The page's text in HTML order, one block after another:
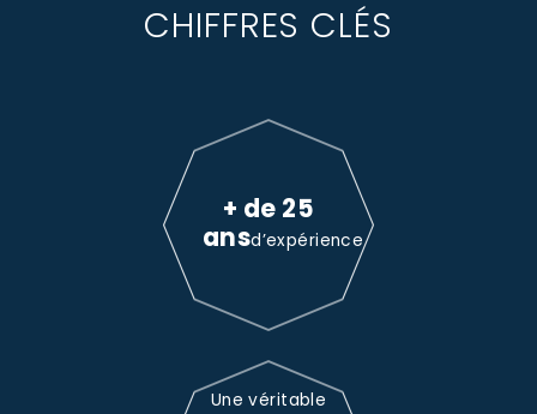
CHIFFRES CLÉS
+ de 25
ansd’expérience
Une véritable